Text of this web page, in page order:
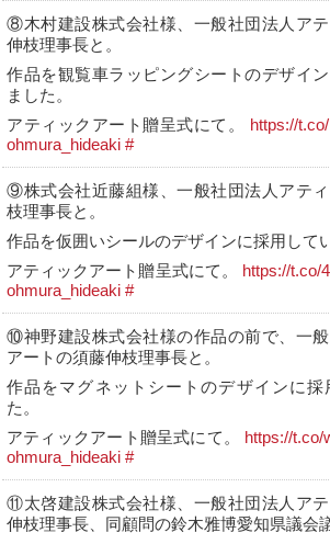
⑧木村建設株式会社様、一般社団法人ア
伸枝理事長と。
作品を観覧車ラッピングシートのデザイ
ました。
アティックアート贈呈式にて。
https://
ohmura_hideaki #
⑨株式会社近藤組様、一般社団法人アテ
枝理事長と。
作品を仮囲いシールのデザインに採用して
アティックアート贈呈式にて。
https://t.co/
ohmura_hideaki #
⑩神野建設株式会社様の作品の前で、一
アートの須藤伸枝理事長と。
作品をマグネットシートのデザインに
た。
アティックアート贈呈式にて。
https://
ohmura_hideaki #
⑪太啓建設株式会社様、一般社団法人ア
伸枝理事長、同顧問の鈴木雅博愛知県議会